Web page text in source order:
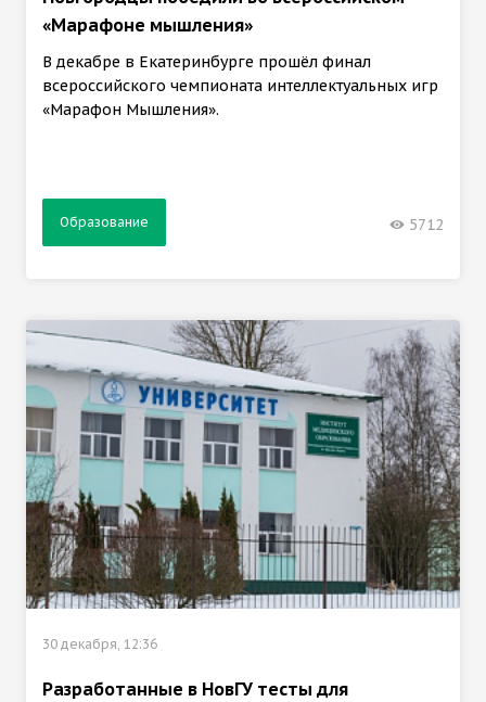
«Марафоне мышления»
В декабре в Екатеринбурге прошёл финал
всероссийского чемпионата интеллектуальных игр
«Марафон Мышления».
Образование 5712
30 декабря, 12:36
Разработанные в НовГУ тесты для